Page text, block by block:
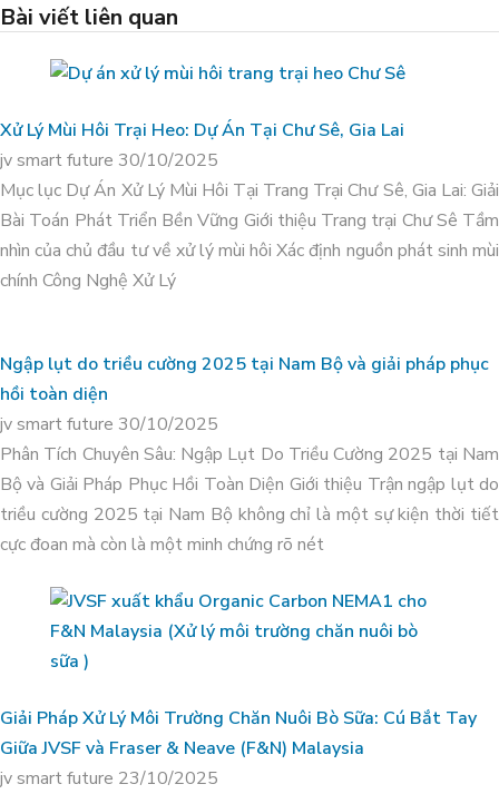
Xử lý môi trường trại heo I.D.P_Phú Yên
Xử lý môi trường trang trại heo
Vissan_Bình Thuận
HẠ PHÈN DÙNG ORGANIC
CARBON CHO VÙNG CHUYÊN
LONG AN
Bài viết liên quan
Xử Lý Mùi Hôi Trại Heo: Dự Án Tại Chư Sê, Gia Lai
jv smart future 30/10/2025
Mục lục Dự Án Xử Lý Mùi Hôi Tại Trang Trại Chư Sê, Gia Lai: Giải
Bài Toán Phát Triển Bền Vững Giới thiệu Trang trại Chư Sê Tầm
nhìn của chủ đầu tư về xử lý mùi hôi Xác định nguồn phát sinh mùi
chính Công Nghệ Xử Lý
Ngập lụt do triều cường 2025 tại Nam Bộ và giải pháp phục
hồi toàn diện
jv smart future 30/10/2025
Phân Tích Chuyên Sâu: Ngập Lụt Do Triều Cường 2025 tại Nam
Bộ và Giải Pháp Phục Hồi Toàn Diện Giới thiệu Trận ngập lụt do
triều cường 2025 tại Nam Bộ không chỉ là một sự kiện thời tiết
cực đoan mà còn là một minh chứng rõ nét
Giải Pháp Xử Lý Môi Trường Chăn Nuôi Bò Sữa: Cú Bắt Tay
Giữa JVSF và Fraser & Neave (F&N) Malaysia
jv smart future 23/10/2025